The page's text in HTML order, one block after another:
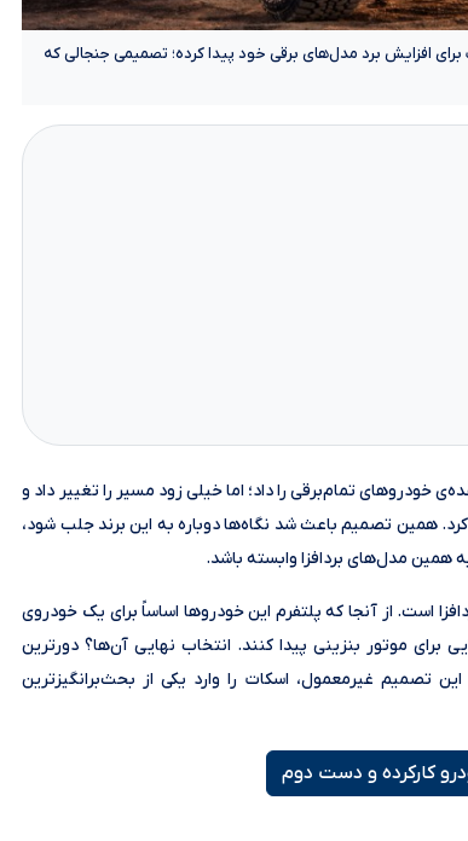
افزایش برد مدل‌های برقی خود پیدا کرده؛ تصمیمی جنجالی که
خودروهای تمام‌برقی را داد؛ اما خیلی زود مسیر را تغییر داد و
همین تصمیم باعث شد نگاه‌ها دوباره به این برند جلب شود،
مدل‌های بردافزا وابسته باشد.
است. از آنجا که پلتفرم این خودروها اساساً برای یک خودروی
موتور بنزینی پیدا کنند. انتخاب نهایی آن‌ها؟ دورترین
غیرمعمول، اسکات را وارد یکی از بحث‌برانگیزترین
کارکرده و دست دوم